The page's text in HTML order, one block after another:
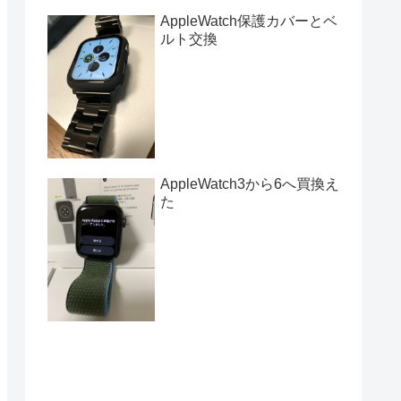
AppleWatch保護カバーとベ
ルト交換
AppleWatch3から6へ買換え
た